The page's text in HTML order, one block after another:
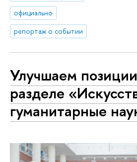
официально
репортаж о событии
Улучшаем
разделе
гуманитарные